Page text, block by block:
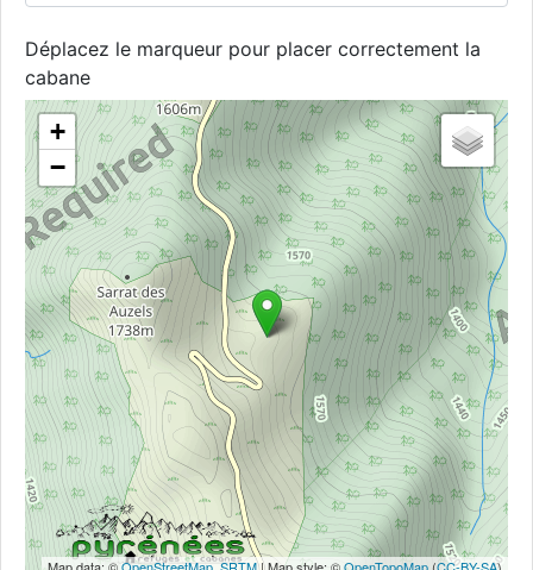
Déplacez le marqueur pour placer correctement la
cabane
+
−